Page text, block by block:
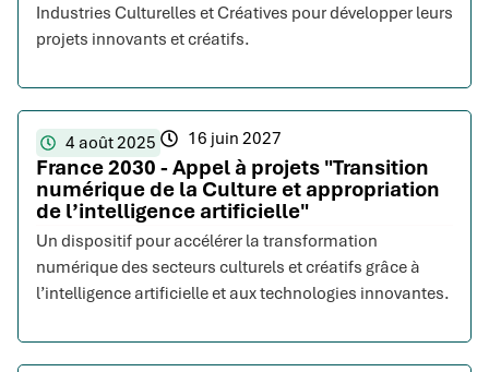
Industries Culturelles et Créatives pour développer leurs
projets innovants et créatifs.
4 août 2025 16 juin 2027
France 2030 - Appel à projets "Transition
numérique de la Culture et appropriation
de l’intelligence artificielle"
Un dispositif pour accélérer la transformation
numérique des secteurs culturels et créatifs grâce à
l’intelligence artificielle et aux technologies innovantes.